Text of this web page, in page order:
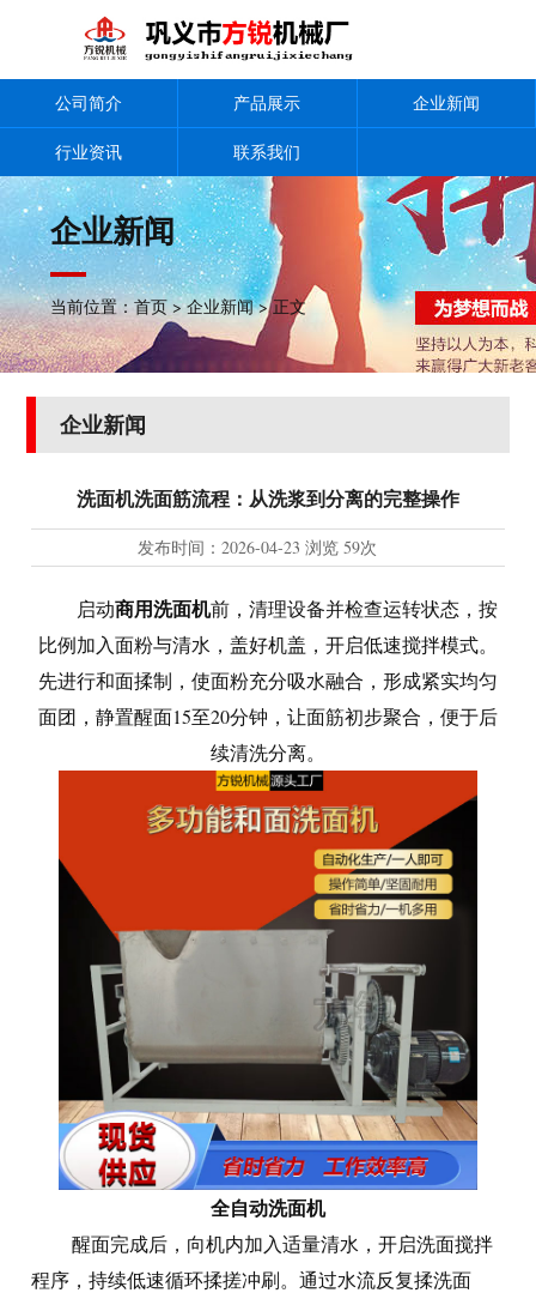
公司简介 产品展示 企业新闻
行业资讯 联系我们
企业新闻
当前位置：首页>企业新闻> 正文
企业新闻
洗面机洗面筋流程：从洗浆到分离的完整操作
发布时间： 2026-04-23 浏览 59次
启动商用洗面机前，清理设备并检查运转状态，按
比例加入面粉与清水，盖好机盖，开启低速搅拌模式。
先进行和面揉制，使面粉充分吸水融合，形成紧实均匀
面团，静置醒面15至20分钟，让面筋初步聚合，便于后
续清洗分离。
全自动洗面机
醒面完成后，向机内加入适量清水，开启洗面搅拌
程序，持续低速循环揉搓冲刷。通过水流反复揉洗面